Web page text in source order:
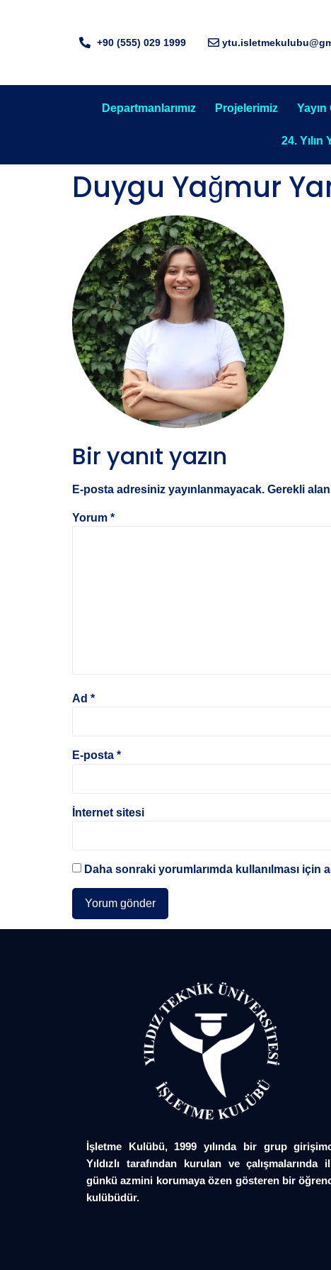
+90 (555) 029 1999
Departmanlarımız Projelerimiz
24. Yılın
Duygu Yağmur
Bir yanıt yazın
E-posta adresiniz yayınlanmayacak. Gerekli
Yorum *
Ad *
E-posta *
İnternet sitesi
Daha sonraki yorumlarımda kullanılması için
İşletme Kulübü, 1999 yılında bir grup
Yıldızlı tarafından kurulan ve çalışmalarında
günkü azmini korumaya özen gösteren bir
kulübüdür.